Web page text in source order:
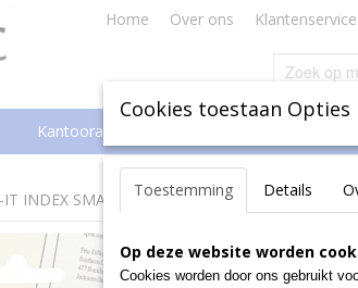
Home Over ons
Kantoorartikelen
IT INDEX SMALL 3+2 GRATIS
POST-
Cookies toestaan Opties
Toestemming Details
Op deze website worden
Cookies worden door ons gebruikt